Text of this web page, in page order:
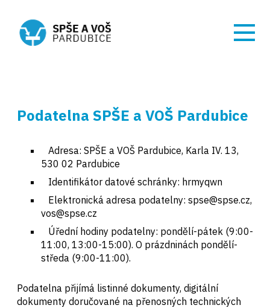
Podatelna SPŠE a VOŠ Pardubice
Adresa: SPŠE a VOŠ Pardubice, Karla IV. 13,
530 02 Pardubice
Identifikátor datové schránky: hrmyqwn
Elektronická adresa podatelny: spse@spse.cz,
vos@spse.cz
Úřední hodiny podatelny: pondělí-pátek (9:00-
11:00, 13:00-15:00). O prázdninách pondělí-
středa (9:00-11:00).
Podatelna přijímá listinné dokumenty, digitální
dokumenty doručované na přenosných technických